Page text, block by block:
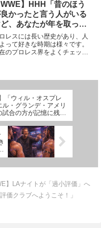
WWE】HHH「昔のほう
かったと言う人がいる
、あなたが年を取った
。今のカッコよさをコ
ロールすることはでき
」
レスには長い歴史があり、人
って好きな時期は様々です。
のプロレス界をよくチェック
こうした考えをもとに、現
「ウィル・オスプレ
ル・グランデ・アメリ
試合の方が記憶に残
スプレイが反論「俺の
い出せないなら、記憶
だけ」
】LAナイトが「過小評価」へ
価クラブへようこそ！」